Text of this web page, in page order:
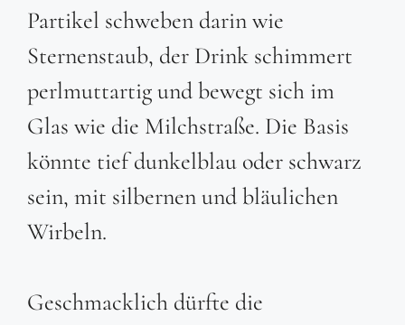
Partikel schweben darin wie
Sternenstaub, der Drink schimmert
perlmuttartig und bewegt sich im
Glas wie die Milchstraße. Die Basis
könnte tief dunkelblau oder schwarz
sein, mit silbernen und bläulichen
Wirbeln.
Geschmacklich dürfte die